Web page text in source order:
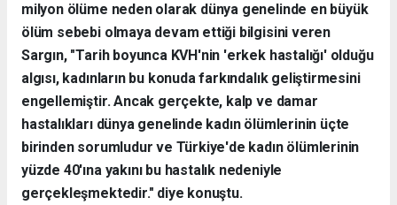
milyon ölüme neden olarak dünya genelinde en büyük
ölüm sebebi olmaya devam ettiği bilgisini veren
Sargın, "Tarih boyunca KVH'nin 'erkek hastalığı' olduğu
algısı, kadınların bu konuda farkındalık geliştirmesini
engellemiştir. Ancak gerçekte, kalp ve damar
hastalıkları dünya genelinde kadın ölümlerinin üçte
birinden sorumludur ve Türkiye'de kadın ölümlerinin
yüzde 40'ına yakını bu hastalık nedeniyle
gerçekleşmektedir." diye konuştu.